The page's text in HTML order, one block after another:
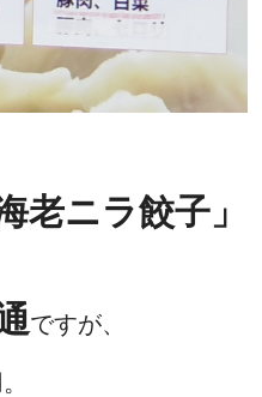
老ニラ餃子」
ですが、